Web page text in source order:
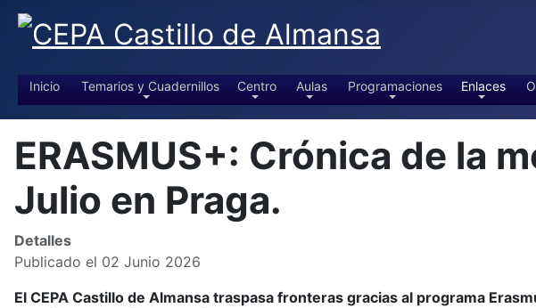
Inicio Temarios y Cuadernillos Centro Aulas Programaciones Enlaces
ERASMUS+: Crónica de la
Julio en Praga.
Detalles
Publicado el 02 Junio 2026
El CEPA Castillo de Almansa traspasa fronteras gracias al programa